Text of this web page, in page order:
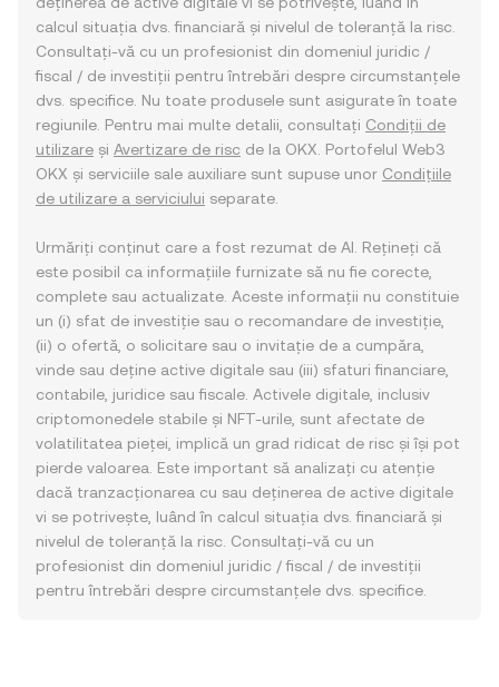
calcul situația dvs. financiară și nivelul de toleranță la risc.
Consultați-vă cu un profesionist din domeniul juridic /
fiscal / de investiții pentru întrebări despre circumstanțele
dvs. specifice. Nu toate produsele sunt asigurate în toate
regiunile. Pentru mai multe detalii, consultați Condiții de
utilizare și Avertizare de risc de la OKX. Portofelul Web3
OKX și serviciile sale auxiliare sunt supuse unor Condițiile
de utilizare a serviciului separate.
Urmăriți conținut care a fost rezumat de AI. Rețineți că
este posibil ca informațiile furnizate să nu fie corecte,
complete sau actualizate. Aceste informații nu constituie
un (i) sfat de investiție sau o recomandare de investiție,
(ii) o ofertă, o solicitare sau o invitație de a cumpăra,
vinde sau deține active digitale sau (iii) sfaturi financiare,
contabile, juridice sau fiscale. Activele digitale, inclusiv
criptomonedele stabile și NFT-urile, sunt afectate de
volatilitatea pieței, implică un grad ridicat de risc și își pot
pierde valoarea. Este important să analizați cu atenție
dacă tranzacționarea cu sau deținerea de active digitale
vi se potrivește, luând în calcul situația dvs. financiară și
nivelul de toleranță la risc. Consultați-vă cu un
profesionist din domeniul juridic / fiscal / de investiții
pentru întrebări despre circumstanțele dvs. specifice.